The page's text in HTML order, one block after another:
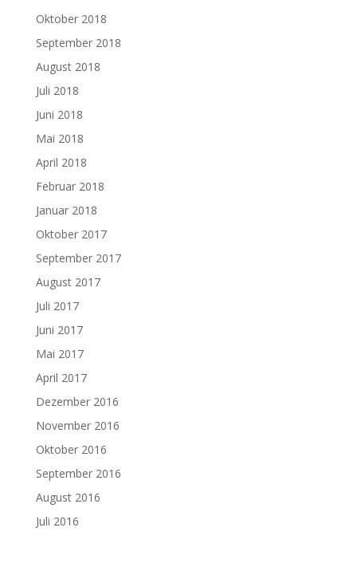
Oktober 2018
September 2018
August 2018
Juli 2018
Juni 2018
Mai 2018
April 2018
Februar 2018
Januar 2018
Oktober 2017
September 2017
August 2017
Juli 2017
Juni 2017
Mai 2017
April 2017
Dezember 2016
November 2016
Oktober 2016
September 2016
August 2016
Juli 2016